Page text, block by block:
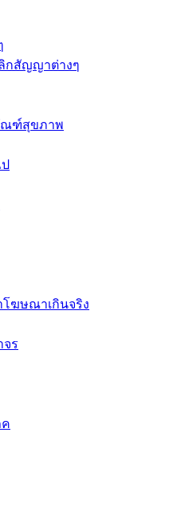
กสัญญาต่างๆ
ณฑ์สุขภาพ
โฆษณาเกินจริง
ร